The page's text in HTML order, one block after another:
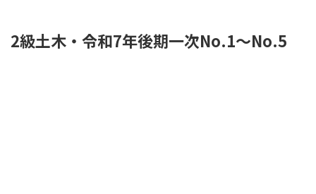
2級土木・令和7年後期一次No.1～No.5